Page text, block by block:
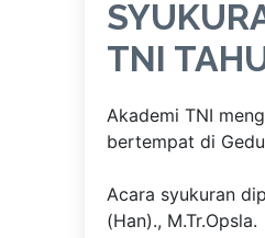
TNI
Akademi TNI
bertempat di
Acara syukuran
(Han)., M.Tr.Opsla.